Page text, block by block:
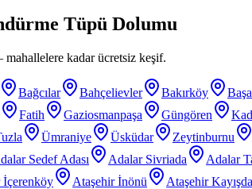
Tüpü Dolumu
kadar ücretsiz keşif.
Bağcılar Bahçelievler Bakırköy
Fatih Gaziosmanpaşa Güngören
Ümraniye Üsküdar Zeytinburnu
Sedef Adası Adalar Sivriada Adalar
İçerenköy Ataşehir İnönü Ataşehir